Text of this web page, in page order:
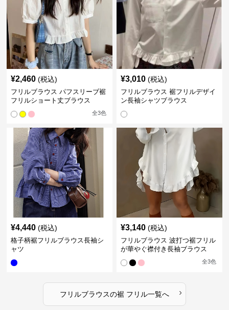
¥2,460 (税込)
フリルブラウス パフスリーブ裾
フリルショート丈ブラウス
全3色
¥3,010 (税込)
フリルブラウス 裾フリルデザイ
ン長袖シャツブラウス
¥4,440 (税込)
格子柄裾フリルブラウス長袖シ
ャツ
¥3,140 (税込)
フリルブラウス 波打つ裾フリル
が華やぐ襟付き長袖ブラウス
全3色
フリルブラウスの裾 フリル一覧へ ›